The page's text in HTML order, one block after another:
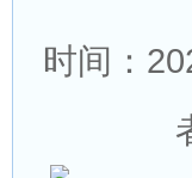
时间：